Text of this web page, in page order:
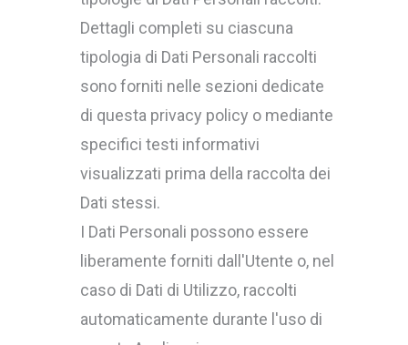
Dettagli completi su ciascuna
tipologia di Dati Personali raccolti
sono forniti nelle sezioni dedicate
di questa privacy policy o mediante
specifici testi informativi
visualizzati prima della raccolta dei
Dati stessi.
I Dati Personali possono essere
liberamente forniti dall'Utente o, nel
caso di Dati di Utilizzo, raccolti
automaticamente durante l'uso di